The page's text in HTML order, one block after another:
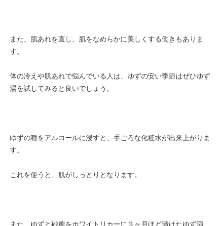
また、肌あれを直し、肌をなめらかに美しくする働きもありま
す。
体の冷えや肌あれで悩んでいる人は、ゆずの安い季節はぜひゆず
湯を試してみると良いでしょう。
ゆずの種をアルコールに浸すと、手ごろな化粧水が出来上がりま
す。
これを使うと、肌がしっとりとなります。
また、ゆずと砂糖をホワイトリカーに３ヶ月ほど漬けたゆず酒